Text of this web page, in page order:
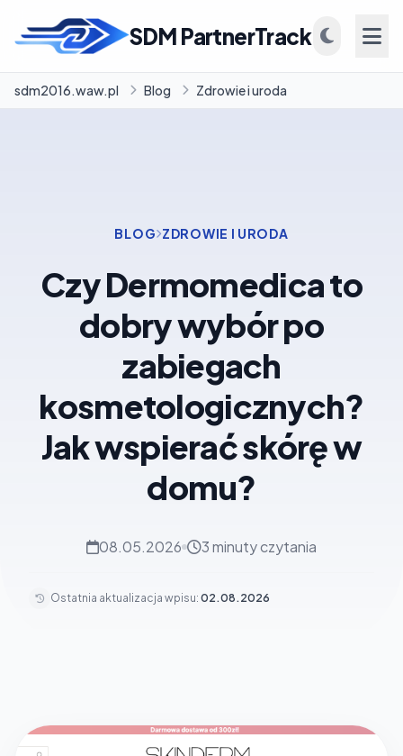
SDM PartnerTrack
Firmy
sdm2016.waw.pl Blog Zdrowie i uroda
BLOG ZDROWIE I URODA
Czy Dermomedica to
dobry wybór po
zabiegach
kosmetologicznych?
Jak wspierać skórę w
domu?
08.05.2026 3 minuty czytania
Ostatnia aktualizacja wpisu: 02.08.2026